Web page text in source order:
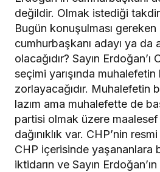
değildir. Olmak istediği
Bugün konuşulması
cumhurbaşkanı adayı ya da
olacağıdır? Sayın Erdoğan’ı
seçimi yarışında
zorlayacağıdır. Muhalefetin
lazım ama muhalefette de
partisi olmak üzere
dağınıklık var. CHP’nin
CHP içerisinde yaşananlara
iktidarın ve Sayın